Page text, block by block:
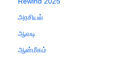
அரசியல்
ஆவடி
ஆன்மீகம்